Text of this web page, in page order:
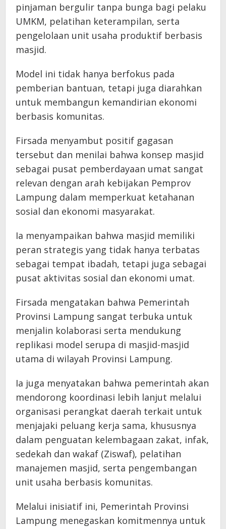
pinjaman bergulir tanpa bunga bagi pelaku
UMKM, pelatihan keterampilan, serta
pengelolaan unit usaha produktif berbasis
masjid.
Model ini tidak hanya berfokus pada
pemberian bantuan, tetapi juga diarahkan
untuk membangun kemandirian ekonomi
berbasis komunitas.
Firsada menyambut positif gagasan
tersebut dan menilai bahwa konsep masjid
sebagai pusat pemberdayaan umat sangat
relevan dengan arah kebijakan Pemprov
Lampung dalam memperkuat ketahanan
sosial dan ekonomi masyarakat.
Ia menyampaikan bahwa masjid memiliki
peran strategis yang tidak hanya terbatas
sebagai tempat ibadah, tetapi juga sebagai
pusat aktivitas sosial dan ekonomi umat.
Firsada mengatakan bahwa Pemerintah
Provinsi Lampung sangat terbuka untuk
menjalin kolaborasi serta mendukung
replikasi model serupa di masjid-masjid
utama di wilayah Provinsi Lampung.
Ia juga menyatakan bahwa pemerintah akan
mendorong koordinasi lebih lanjut melalui
organisasi perangkat daerah terkait untuk
menjajaki peluang kerja sama, khususnya
dalam penguatan kelembagaan zakat, infak,
sedekah dan wakaf (Ziswaf), pelatihan
manajemen masjid, serta pengembangan
unit usaha berbasis komunitas.
Melalui inisiatif ini, Pemerintah Provinsi
Lampung menegaskan komitmennya untuk